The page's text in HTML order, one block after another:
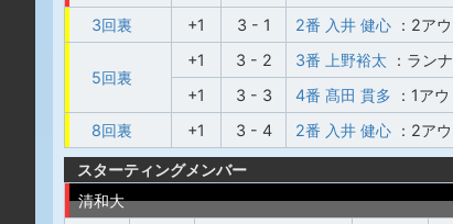
3回裏
+1 3 - 1 2番 入井 健心 ：2ア
5回裏
+1 3 - 2 3番 上野裕太 ：ラン
+1
3 - 3 4番 髙田 貫多 ：1ア
8回裏
+1 3 - 4 2番 入井 健心 ：2ア
スターティングメンバー
清和大